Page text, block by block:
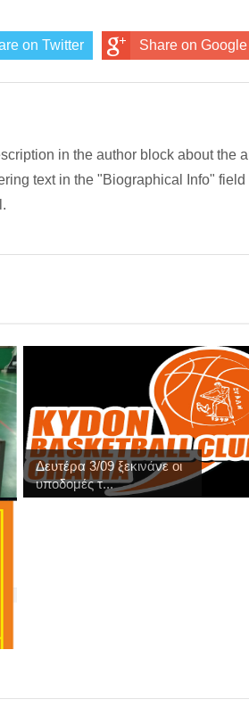
on Twitter Share on
in the author block about the
text in the "Biographical Info" field
Δευτέρα 3/09 ξεκινάνε οι
υποδομές τ...